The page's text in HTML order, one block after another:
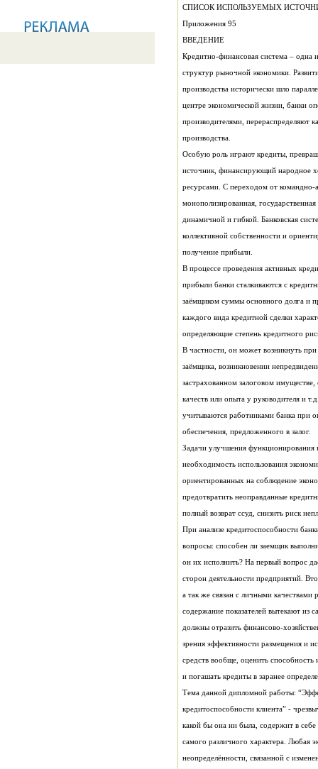
Приложения 95
ВВЕДЕНИЕ
производства.
получение прибыли.
определяющие степень кредитного
обеспечения, предложенного в залог.
полный возврат ссуд, снизить риск
и погашать кредиты в заранее